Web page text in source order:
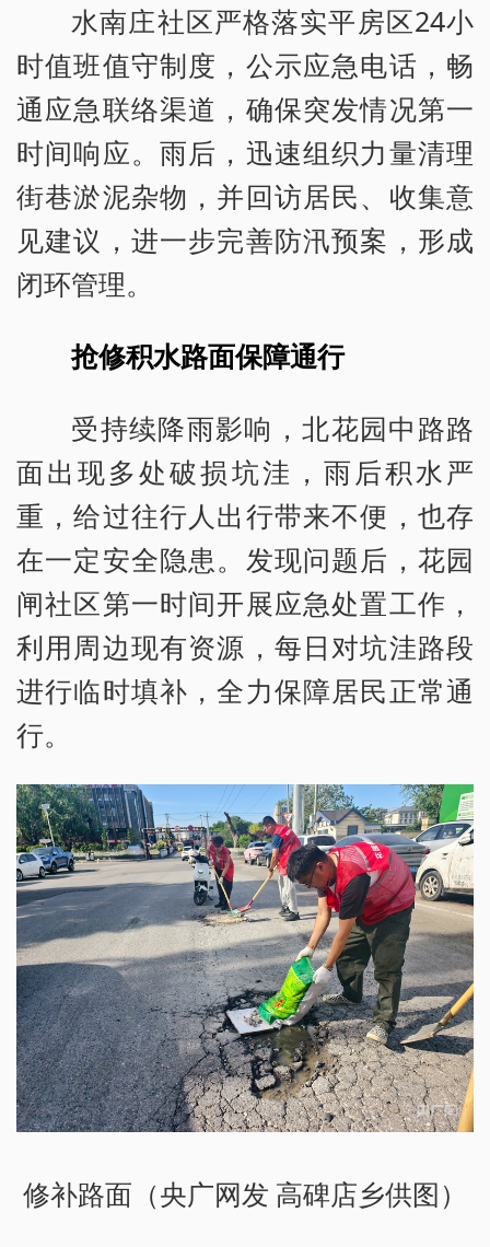
水南庄社区严格落实平房区24小
时值班值守制度，公示应急电话，畅
通应急联络渠道，确保突发情况第一
时间响应。雨后，迅速组织力量清理
街巷淤泥杂物，并回访居民、收集意
见建议，进一步完善防汛预案，形成
闭环管理。
抢修积水路面保障通行
受持续降雨影响，北花园中路路
面出现多处破损坑洼，雨后积水严
重，给过往行人出行带来不便，也存
在一定安全隐患。发现问题后，花园
闸社区第一时间开展应急处置工作，
利用周边现有资源，每日对坑洼路段
进行临时填补，全力保障居民正常通
行。
修补路面（央广网发 高碑店乡供图）